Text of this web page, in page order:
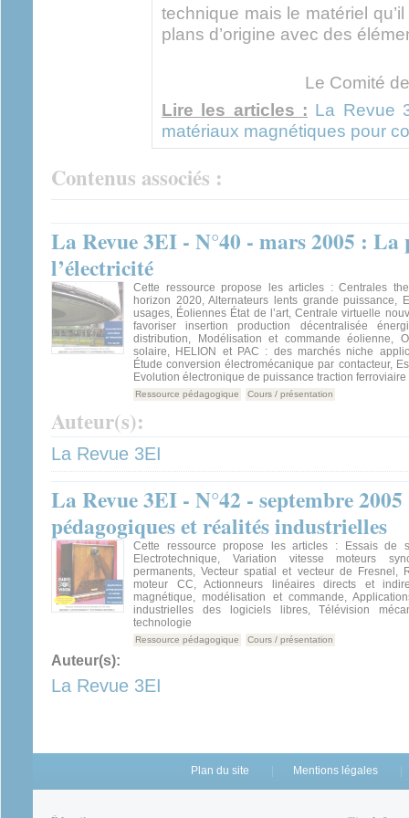
technique mais le matériel
plans d’origine avec des
Le Comité
Lire les articles : La Revue
matériaux magnétiques pour
Contenus associés :
La Revue 3EI - N°40 - mars 2005 :
l’électricité
Cette ressource propose les articles : Centrales
horizon 2020, Alternateurs lents grande puissance,
usages, Éoliennes État de l’art, Centrale virtuelle
favoriser insertion production décentralisée
distribution, Modélisation et commande éolienne,
solaire, HELION et PAC : des marchés niche
Étude conversion électromécanique par contacteur,
Evolution électronique de puissance traction ferroviaire
Ressource pédagogique Cours / présentation
Auteur(s):
La Revue 3EI
La Revue 3EI - N°42 - septembre
pédagogiques et réalités industrielles
Cette ressource propose les articles : Essais de
Electrotechnique, Variation vitesse moteurs
permanents, Vecteur spatial et vecteur de Fresnel,
moteur CC, Actionneurs linéaires directs et
magnétique, modélisation et commande,
industrielles des logiciels libres, Télévision
technologie
Ressource pédagogique Cours / présentation
Auteur(s):
La Revue 3EI
Plan du site Mentions légales